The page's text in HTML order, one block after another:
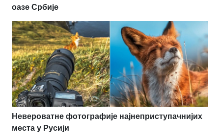
оазе Србије
Невероватне фотографије најнеприступачнијих
места у Русији